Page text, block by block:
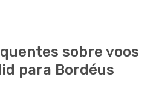
sobre voos
para Bordéus